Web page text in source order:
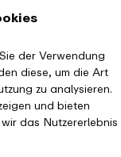
der Verwendung
diese, um die Art
zu analysieren.
und bieten
das Nutzererlebnis
im
Leichte